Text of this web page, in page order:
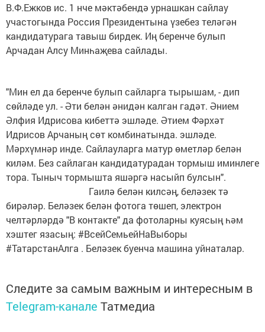
В.Ф.Ежков ис. 1 нче мәктәбендә урнашкан сайлау
участогында Россия Президентына үзебез теләгән
кандидатурага тавыш бирдек. Иң беренче булып
Арчадан Алсу Минһаҗева сайлады.
"Мин ел да беренче булып сайларга тырышам, - дип
сөйләде ул. - Әти белән әнидән калган гадәт. Әнием
Әлфия Идрисова кибеттә эшләде. Әтием Фәрхәт
Идрисов Арчаның сөт комбинатында. эшләде.
Мәрхүмнәр инде. Сайлауларга матур өметләр белән
киләм. Без сайлаган кандидатурадан тормыш иминлеге
тора. Тыныч тормышта яшәргә насыйп булсын".
Гаилә белән килсәң, беләзек тә
бирәләр. Беләзек белән фотога төшеп, электрон
челтәрләрдә "В контакте" да фотоларны куясың һәм
хэштег язасың: #ВсейСемьейНаВыборы
#ТатарстанАлга . Беләзек буенча машина уйнаталар.
Следите за самым важным и интересным в
Telegram-канале Татмедиа